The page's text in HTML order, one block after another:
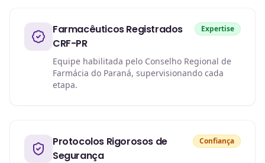
Farmacêuticos Registrados
CRF-PR
Expertise
Equipe habilitada pelo Conselho Regional de
Farmácia do Paraná, supervisionando cada
etapa.
Protocolos Rigorosos de
Segurança
Confiança